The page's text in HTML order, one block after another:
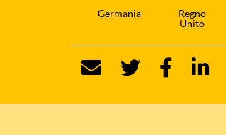
Germania
Regno
Unito